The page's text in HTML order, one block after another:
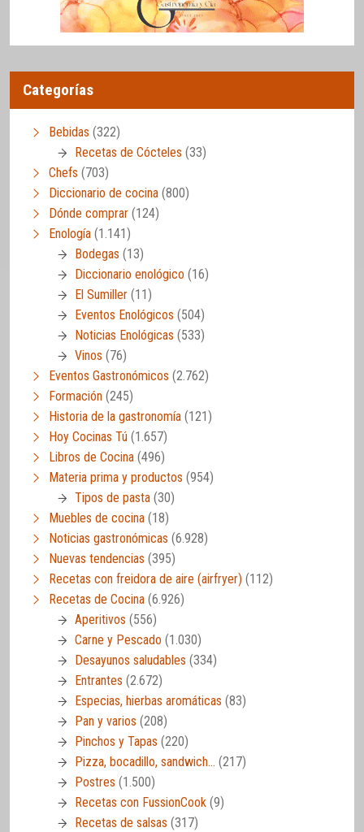
Categorías
Bebidas (322)
Recetas de Cócteles (33)
Chefs (703)
Diccionario de cocina (800)
Dónde comprar (124)
Enología (1.141)
Bodegas (13)
Diccionario enológico (16)
El Sumiller (11)
Eventos Enológicos (504)
Noticias Enológicas (533)
Vinos (76)
Eventos Gastronómicos (2.762)
Formación (245)
Historia de la gastronomía (121)
Hoy Cocinas Tú (1.657)
Libros de Cocina (496)
Materia prima y productos (954)
Tipos de pasta (30)
Muebles de cocina (18)
Noticias gastronómicas (6.928)
Nuevas tendencias (395)
Recetas con freidora de aire (airfryer) (112)
Recetas de Cocina (6.926)
Aperitivos (556)
Carne y Pescado (1.030)
Desayunos saludables (334)
Entrantes (2.672)
Especias, hierbas aromáticas (83)
Pan y varios (208)
Pinchos y Tapas (220)
Pizza, bocadillo, sandwich… (217)
Postres (1.500)
Recetas con FussionCook (9)
Recetas de salsas (317)